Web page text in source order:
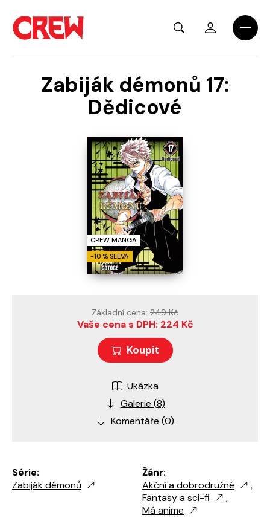
Menu
Zabiják démonů 17:
Dědicové
CREW MANGA
-10 % SLEVA
Série:
Zabiják démonů
Žánr:
Akční a dobrodružné
,
Fantasy a sci-fi
,
Má anime
Základní cena: 249 Kč
Vaše cena s DPH: 224 Kč
Koupit
Ukázka
Galerie (8)
Komentáře (0)